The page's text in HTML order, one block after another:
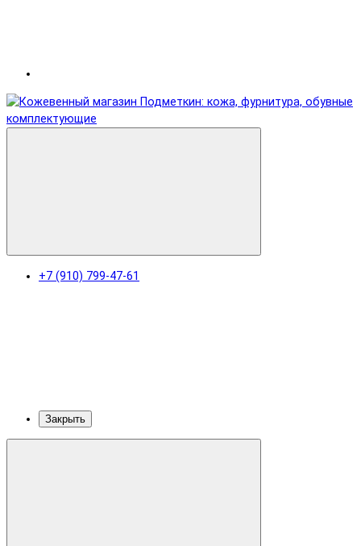
+7 (910) 799-47-61
Закрыть